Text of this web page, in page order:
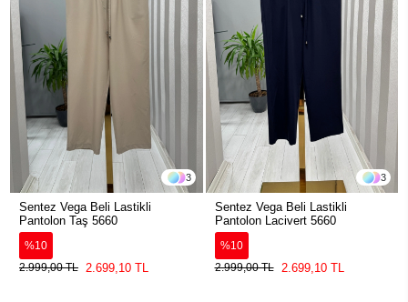
3
Sentez Vega Beli Lastikli
Pantolon Taş 5660
%10
2.999,00 TL
2.699,10 TL
3
Sentez Vega Beli Lastikli
Pantolon Lacivert 5660
%10
2.999,00 TL
2.699,10 TL